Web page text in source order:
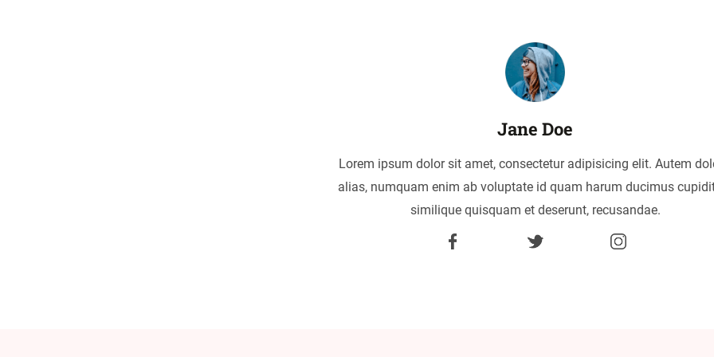
Jane Doe
Lorem ipsum dolor sit amet, consectetur adipisicing elit. Autem
alias, numquam enim ab voluptate id quam harum ducimus
similique quisquam et deserunt, recusandae.